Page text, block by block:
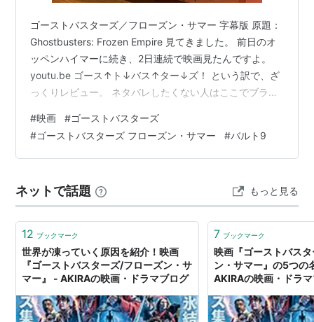
ゴーストバスターズ／フローズン・サマー 字幕版 原題：
Ghostbusters: Frozen Empire 見てきました。 前日のオ
ッペンハイマーに続き、2日連続で映画見たんですよ。
youtu.be ゴース↑ト↓バス↑ター↓ズ！ という訳で、ざ
っくりレビュー。 ネタバレしたくない人はここでブラウ
はしているけれども、ポロっと出てしまったら申し訳な
い。 ▼クリックで詳細表示
========================================
イマーを見てるんですよ。 ゴー…
#映画 #ゴーストバスターズ
#ゴーストバスターズ フローズン・サマー #バルト9
ネットで話題 もっと見る
12 ブックマーク
世界が凍っていく原因を紹介！映画
『ゴーストバスターズ/フローズン・サ
マー』 - AKIRAの映画・ドラマブログ
7 ブックマーク
映画『ゴーストバス
ン・サマー』の5つの
AKIRAの映画・ドラ